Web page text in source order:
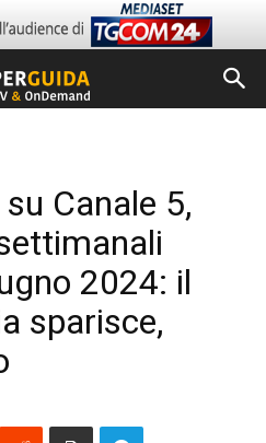
Canale 5,
2024: il
sparisce,